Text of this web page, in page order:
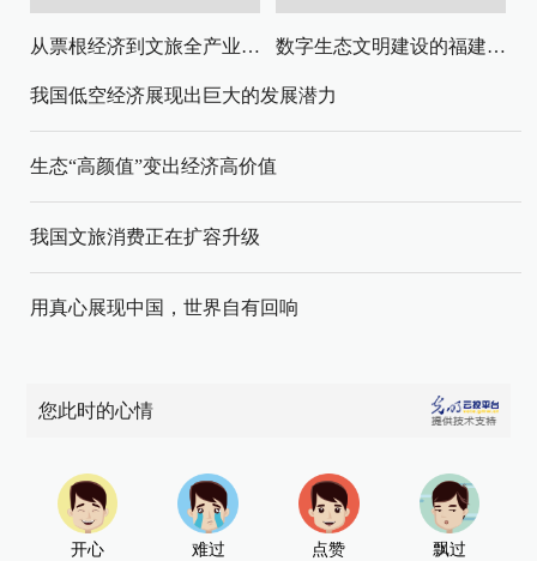
从票根经济到文旅全产业链升级 数字生态文明建设的福建路径与启示
我国低空经济展现出巨大的发展潜力
生态“高颜值”变出经济高价值
我国文旅消费正在扩容升级
用真心展现中国，世界自有回响
您此时的心情
开心 难过 点赞 飘过